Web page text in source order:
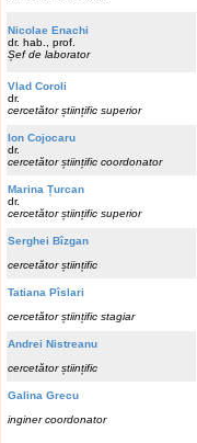
Nicolae Enachi
dr. hab., prof.
Șef de laborator
Vlad Coroli
dr.
cercetător științific superior
Ion Cojocaru
dr.
cercetător științific coordonator
Marina Țurcan
dr.
cercetător științific superior
Serghei Bîzgan
cercetător științific
Tatiana Pîslari
cercetător științific stagiar
Andrei Nistreanu
cercetător științific
Galina Grecu
inginer coordonator